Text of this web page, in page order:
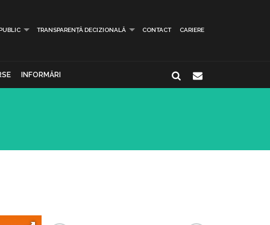
TRANSPARENȚĂ DECIZIONALĂ CONTACT CARIERE
INFORMĂRI